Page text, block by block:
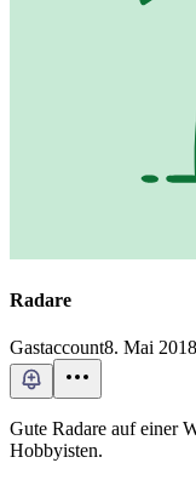
Radare
Gastaccount8. Mai 2018
Gute Radare auf einer
Hobbyisten.